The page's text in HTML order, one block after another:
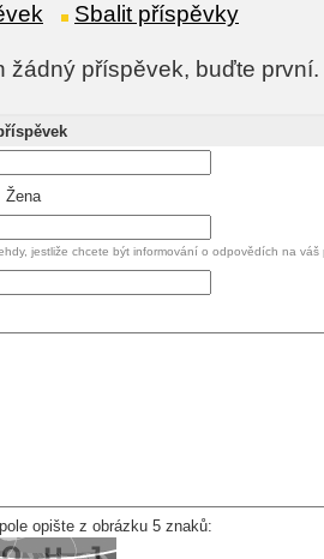
Sbalit příspěvky
žádný příspěvek, buďte první.
Žena
jestliže chcete být informování o odpovědích na váš
opište z obrázku 5 znaků: